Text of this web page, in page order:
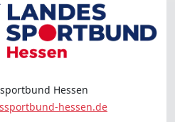
Hessen
hessen.de